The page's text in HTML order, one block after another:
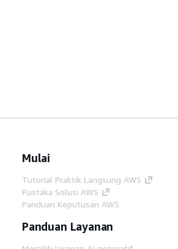
Mulai
Tutorial Praktik Langsung AWS
Pustaka Solusi AWS
Panduan Keputusan AWS
Panduan Layanan